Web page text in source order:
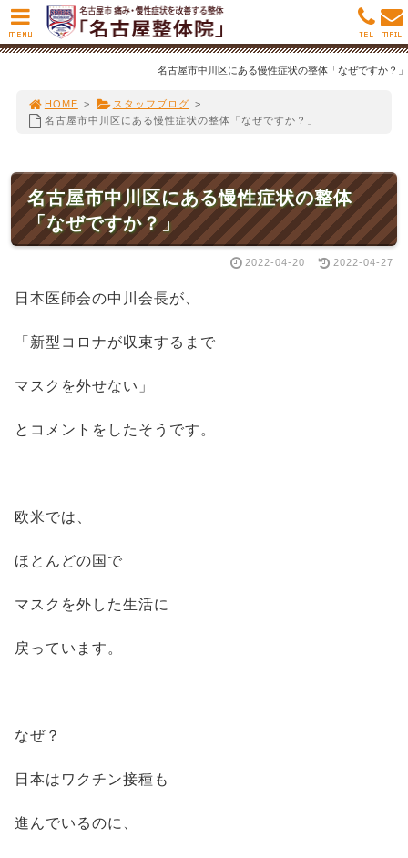
名古屋市中川区にある慢性症状の整体「なぜですか？」
HOME > スタッフブログ >
名古屋市中川区にある慢性症状の整体「なぜですか？」
名古屋市中川区にある慢性症状の整体
「なぜですか？」
2022-04-20 2022-04-27
日本医師会の中川会長が、
「新型コロナが収束するまで
マスクを外せない」
とコメントをしたそうです。
欧米では、
ほとんどの国で
マスクを外した生活に
戻っています。
なぜ？
日本はワクチン接種も
進んでいるのに、
MENU MAIL
TEL